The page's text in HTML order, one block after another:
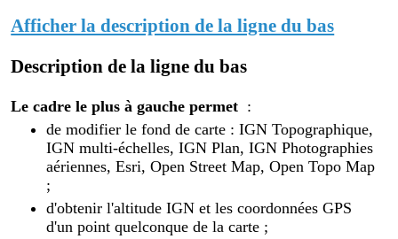
Afficher la description de la ligne du bas
Description de la ligne du bas
Le cadre le plus à gauche permet :
de modifier le fond de carte : IGN Topographique,
IGN multi-échelles, IGN Plan, IGN Photographies
aériennes, Esri, Open Street Map, Open Topo Map
;
d'obtenir l'altitude IGN et les coordonnées GPS
d'un point quelconque de la carte ;